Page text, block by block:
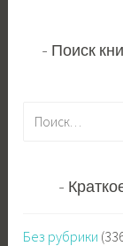
Поиск
Без рубрики